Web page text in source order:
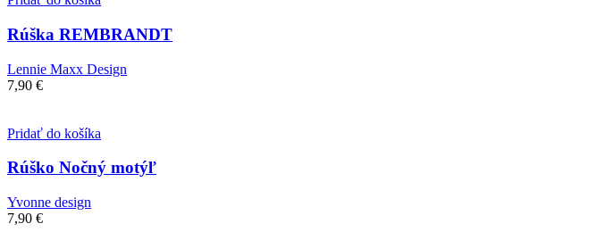
Rúška REMBRANDT
Lennie Maxx Design
7,90 €
Pridať do košíka
Rúško Nočný motýľ
Yvonne design
7,90 €